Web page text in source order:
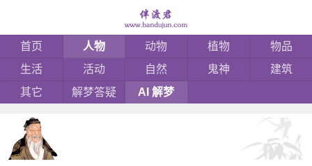
首页 人物 动物 植物
物品
生活
活动 自然 鬼神
建筑
其它
解梦答疑 AI 解梦